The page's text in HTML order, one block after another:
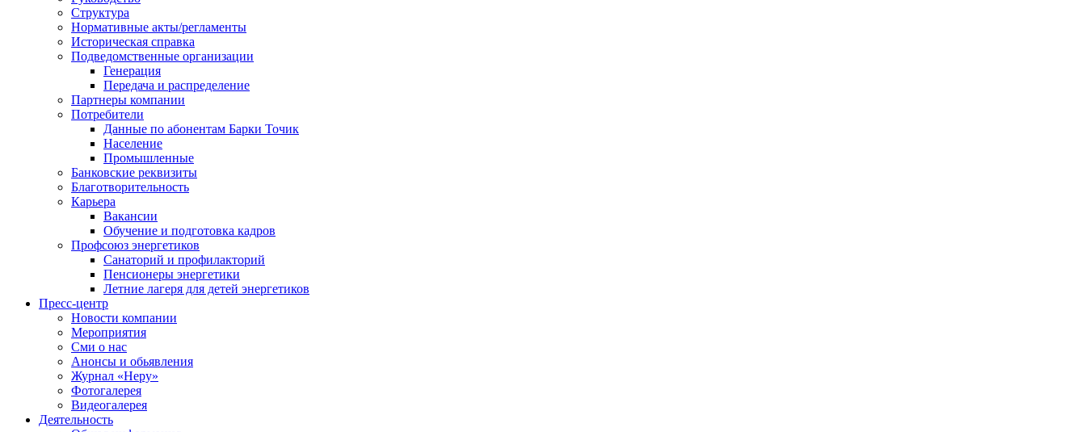
Структура
Нормативные акты/регламенты
Историческая справка
Подведомственные организации
Генерация
Передача и распределение
Партнеры компании
Потребители
Данные по абонентам Барки Точик
Население
Промышленные
Банковские реквизиты
Благотворительность
Карьера
Вакансии
Обучение и подготовка кадров
Профсоюз энергетиков
Санаторий и профилакторий
Пенсионеры энергетики
Летние лагеря для детей энергетиков
Пресс-центр
Новости компании
Мероприятия
Сми о нас
Анонсы и обьявления
Журнал «Неру»
Фотогалерея
Видеогалерея
Деятельность